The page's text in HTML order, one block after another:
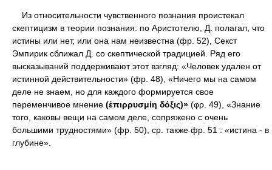
Из относительности чувственного познания проистекал
скептицизм в теории познания: по Аристотелю, Д. полагал, что
истины или нет, или она нам неизвестна (фр. 52), Секст
Эмпирик сближал Д. со скептической традицией. Ряд его
высказываний поддерживают этот взгляд: «Человек удален от
истинной действительности» (фр. 48), «Ничего мы на самом
деле не знаем, но для каждого формируется свое
переменчивое мнение (ἐπιρρυσμίη δόξις)» (φρ. 49), «Знание
того, каковы вещи на самом деле, сопряжено с очень
большими трудностями» (фр. 50), ср. также фр. 51 : «истина - в
глубине».